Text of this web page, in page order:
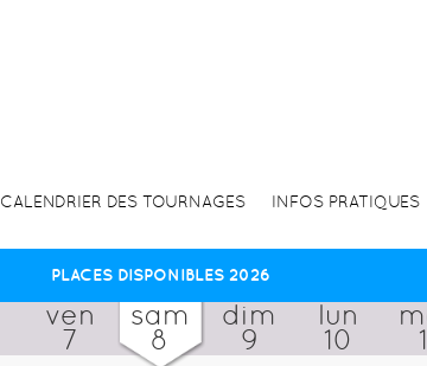
CALENDRIER DES TOURNAGES INFOS PRATIQUES
PLACES DISPONIBLES 2026
ven
7
sam
8
dim
9
lun
10